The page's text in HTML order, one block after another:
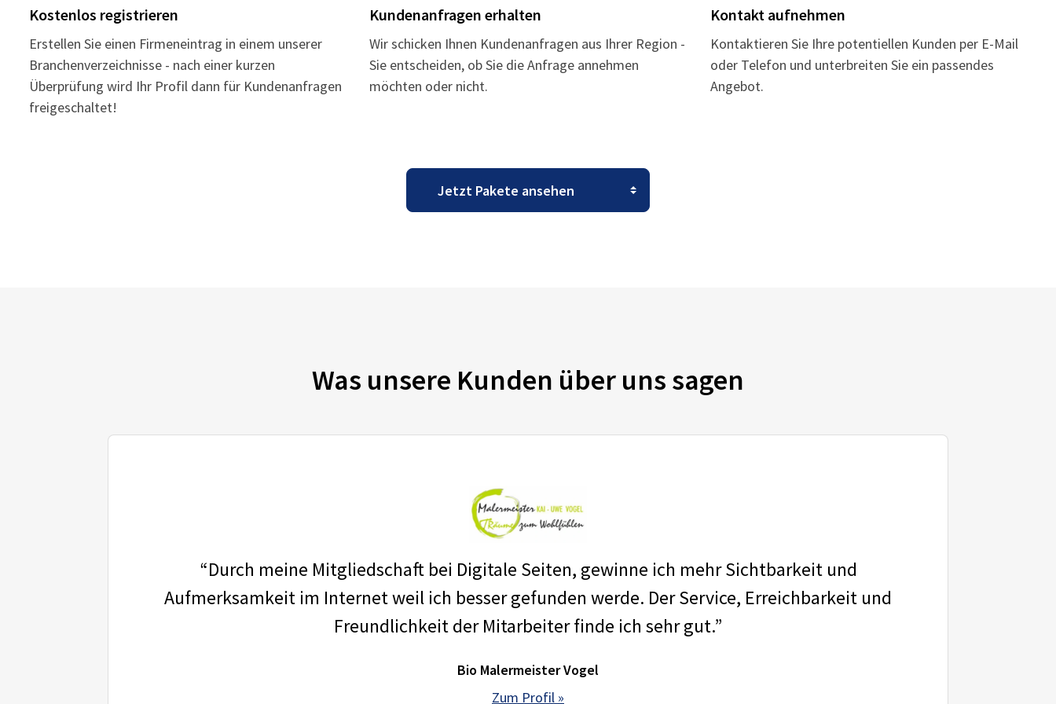
Kostenlos registrieren
Erstellen Sie einen Firmeneintrag in einem unserer
Branchenverzeichnisse - nach einer kurzen
Überprüfung wird Ihr Profil dann für Kundenanfragen
freigeschaltet!
Kundenanfragen erhalten
Wir schicken Ihnen Kundenanfragen aus Ihrer Region -
Sie entscheiden, ob Sie die Anfrage annehmen
möchten oder nicht.
Kontakt aufnehmen
Kontaktieren Sie Ihre potentiellen Kunden per E-Mail
oder Telefon und unterbreiten Sie ein passendes
Angebot.
Was unsere Kunden über uns sagen
“Durch meine Mitgliedschaft bei Digitale Seiten, gewinne ich mehr Sichtbarkeit und
Aufmerksamkeit im Internet weil ich besser gefunden werde. Der Service, Erreichbarkeit und
Freundlichkeit der Mitarbeiter finde ich sehr gut.”
Bio Malermeister Vogel
Zum Profil »